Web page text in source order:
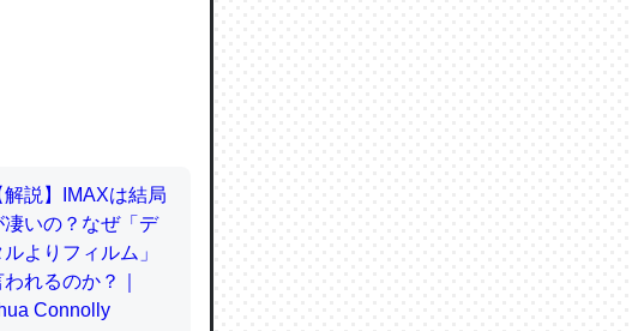
でいう「ずっと前
ばするほど分かり
ルシウム分はエビ